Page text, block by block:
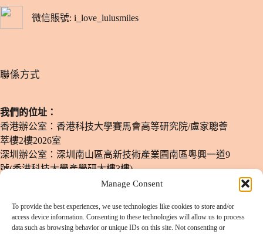
Manage Consent
To provide the best experiences, we use technologies like cookies to store and/or
access device information. Consenting to these technologies will allow us to process
data such as browsing behavior or unique IDs on this site. Not consenting or
微信賬號: i_love_lulusmiles
​聯係方式
我們的位址：
香港辦公室：香港科技大學賽馬會高等研究院/盧家聰薈
萃樓2樓2026室
深圳辦公室：深圳南山區高新技術產業園南區粵興一道9
號(香港科技大學產學研大樓3樓)
info@lulusmiles.com
電話號碼：+852-51780619